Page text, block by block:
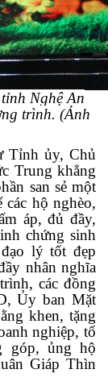
Nghệ An
trình. (Ảnh
Tỉnh ủy, Chủ
Trung khẳng
san sẻ một
hộ nghèo,
áp, đủ đầy,
chứng sinh
lý tốt đẹp
nhân nghĩa
các đồng
Ủy ban Mặt
khen, tặng
nghiệp, tổ
góp, ủng hộ
Giáp Thìn